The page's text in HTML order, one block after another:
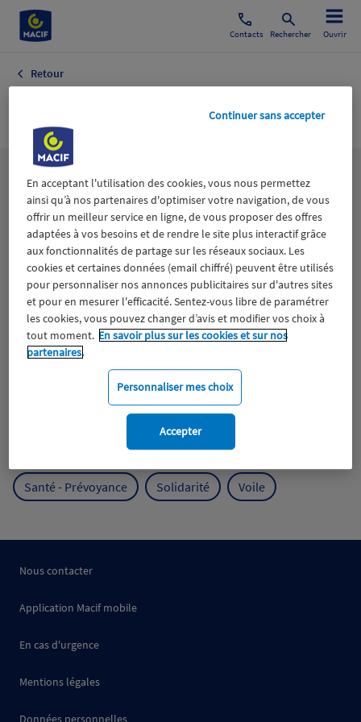
Contacts Rechercher Ouvrir
Retour
Lesthématiques
Aidants Catastrophes naturelles Climat
ESS
Expérience clients Fondation Macif Jeunesse
Mobilité
Protection de l'environnement
Protection des océans Prévention
Santé - Prévoyance Solidarité Voile
Nous contacter
Application Macif mobile
En cas d'urgence
Mentions légales
Données personnelles
En acceptant l'utilisation des cookies, vous nous permettez
ainsi qu’à nos partenaires d'optimiser votre navigation, de vous
offrir un meilleur service en ligne, de vous proposer des offres
adaptées à vos besoins et de rendre le site plus interactif grâce
aux fonctionnalités de partage sur les réseaux sociaux. Les
cookies et certaines données (email chiffré) peuvent être utilisés
pour personnaliser nos annonces publicitaires sur d'autres sites
et pour en mesurer l'efficacité. Sentez-vous libre de paramétrer
les cookies, vous pouvez changer d’avis et modifier vos choix à
tout moment. En savoir plus sur les cookies et sur nos
partenaires.
Personnaliser mes choix
Continuer sans accepter
Accepter